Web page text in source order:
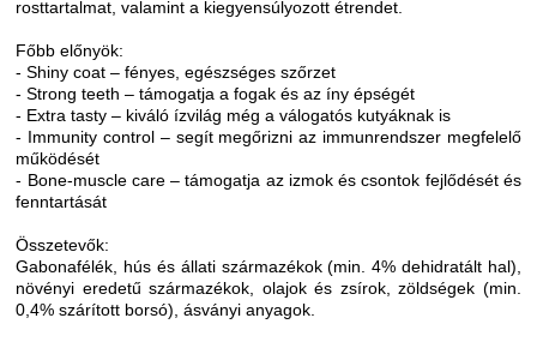
rosttartalmat, valamint a kiegyensúlyozott étrendet.
Főbb előnyök:
- Shiny coat – fényes, egészséges szőrzet
- Strong teeth – támogatja a fogak és az íny épségét
- Extra tasty – kiváló ízvilág még a válogatós kutyáknak is
- Immunity control – segít megőrizni az immunrendszer megfelelő
működését
- Bone-muscle care – támogatja az izmok és csontok fejlődését és
fenntartását
Összetevők:
Gabonafélék, hús és állati származékok (min. 4% dehidratált hal),
növényi eredetű származékok, olajok és zsírok, zöldségek (min.
0,4% szárított borsó), ásványi anyagok.